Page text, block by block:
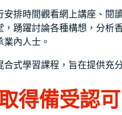
排時間觀看網上講座、閱
踴躍討論各種構想，分析
內人士。
式學習課程，旨在提供充
得備受認